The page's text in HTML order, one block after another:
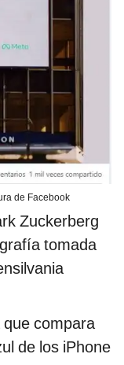
de Facebook
Zuckerberg
tomada
compara
de los iPhone